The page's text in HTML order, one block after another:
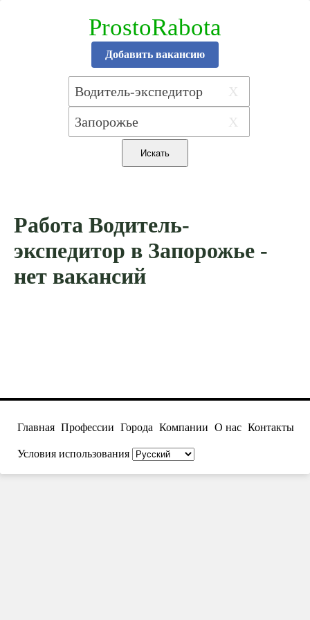
ProstoRabota
Добавить вакансию
X
X
Работа Водитель-
экспедитор в Запорожье -
нет вакансий
Главная Профессии Города Компании О нас Контакты
Условия использования